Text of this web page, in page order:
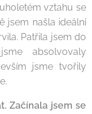
vztahu se
jsem našla ideální
Patřila jsem do
absolvovaly
jsme tvořily
Začínala jsem se